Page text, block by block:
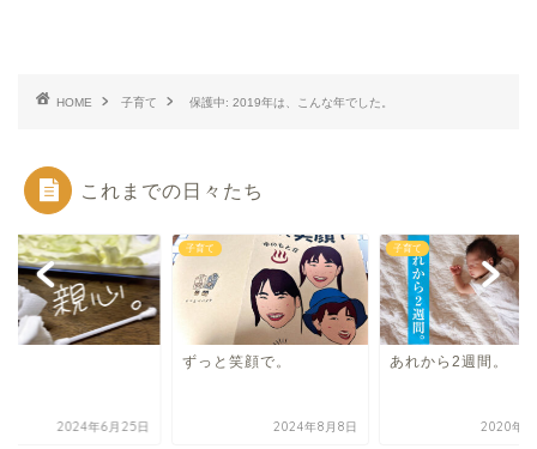
HOME 子育て 保護中: 2019年は、こんな年でした。
これまでの日々たち
2024年6月25日
子育て
ずっと笑顔で。
2024年8月8日
子育て
あれから2週間。
2020年8